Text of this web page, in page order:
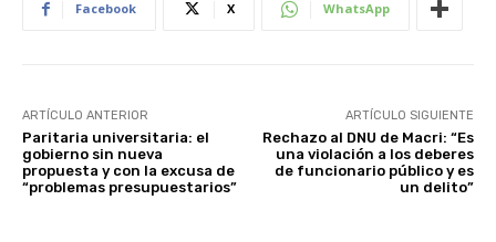
Facebook X WhatsApp
ARTÍCULO ANTERIOR
Paritaria universitaria: el
gobierno sin nueva
propuesta y con la excusa de
“problemas presupuestarios”
ARTÍCULO SIGUIENTE
Rechazo al DNU de Macri: “Es
una violación a los deberes
de funcionario público y es
un delito”